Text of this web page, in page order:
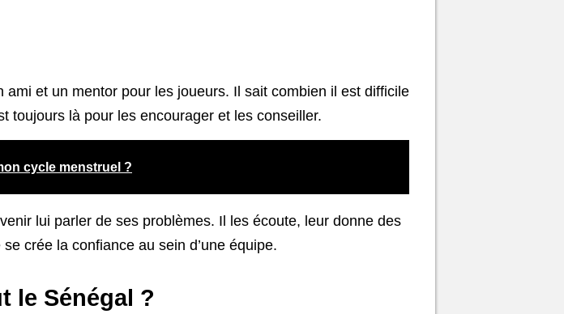
et un mentor pour les joueurs. Il sait combien il est difficile
toujours là pour les encourager et les conseiller.
cycle menstruel ?
lui parler de ses problèmes. Il les écoute, leur donne des
crée la confiance au sein d’une équipe.
le Sénégal ?